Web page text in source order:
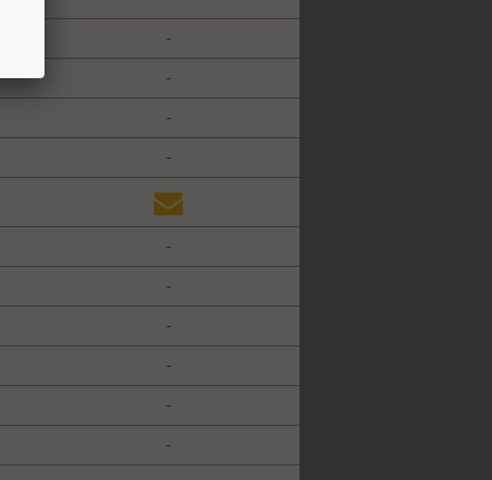
-
-
-
-
-
-
-
-
-
-